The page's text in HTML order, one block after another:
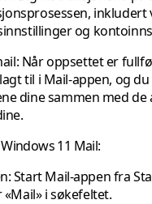
inkludert
og
Når oppsettet er
til i Mail-appen, og
dine sammen med de
11 Mail:
Start Mail-appen fra
i søkefeltet.